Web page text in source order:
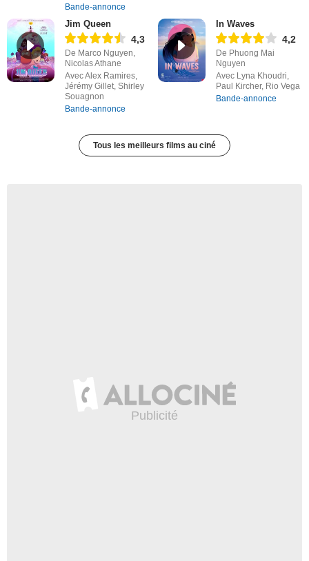
Bande-annonce
Jim Queen
4,3
De Marco Nguyen,
Nicolas Athane
Avec Alex Ramires,
Jérémy Gillet, Shirley
Souagnon
Bande-annonce
In Waves
4,2
De Phuong Mai
Nguyen
Avec Lyna Khoudri,
Paul Kircher, Rio Vega
Bande-annonce
Tous les meilleurs films au ciné